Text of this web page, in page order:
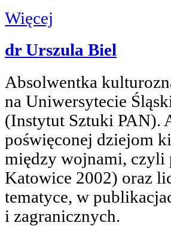
Więcej
dr Urszula Biel
Absolwentka
na Uniwersytecie
(Instytut Sztuki PAN).
poświęconej dziejom
między wojnami, czyli
Katowice 2002) oraz
tematyce, w
i zagranicznych.